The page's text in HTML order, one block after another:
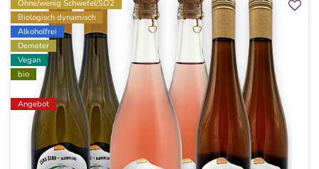
Ohne/wenig Schwefel/SO2
Biologisch dynamisch
Alkoholfrei
Demeter
Vegan
bio
Angebot